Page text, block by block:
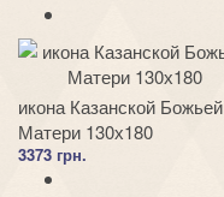
икона Казанской Божьей
Матери 130х180
3373 грн.